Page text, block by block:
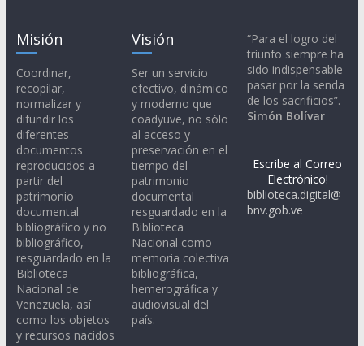
Misión
Coordinar,
recopilar,
normalizar y
difundir los
diferentes
documentos
reproducidos a
partir del
patrimonio
documental
bibliográfico y no
bibliográfico,
resguardado en la
Biblioteca
Nacional de
Venezuela, así
como los objetos
y recursos nacidos
Visión
Ser un servicio
efectivo, dinámico
y moderno que
coadyuve, no sólo
al acceso y
preservación en el
tiempo del
patrimonio
documental
resguardado en la
Biblioteca
Nacional como
memoria colectiva
bibliográfica,
hemerográfica y
audiovisual del
país.
“Para el logro del
triunfo siempre ha
sido indispensable
pasar por la senda
de los sacrificios”.
Simón Bolívar
Escribe al Correo
Electrónico!
biblioteca.digital@
bnv.gob.ve